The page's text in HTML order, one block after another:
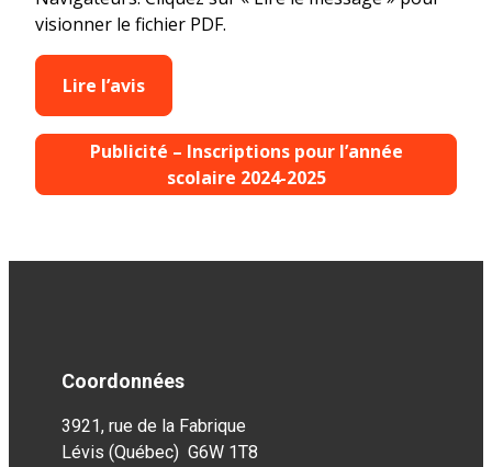
visionner le fichier PDF.
Lire l’avis
Publicité – Inscriptions pour l’année
scolaire 2024-2025
Coordonnées
3921, rue de la Fabrique
Lévis (Québec) G6W 1T8